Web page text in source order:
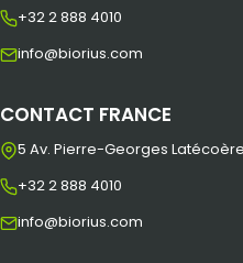
+32 2 888 4010
info@biorius.com
CONTACT FRANCE
5 Av. Pierre-Georges
+32 2 888 4010
info@biorius.com